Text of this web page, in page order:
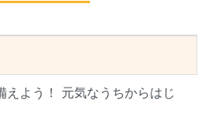
えよう！ 元気なうちからはじ